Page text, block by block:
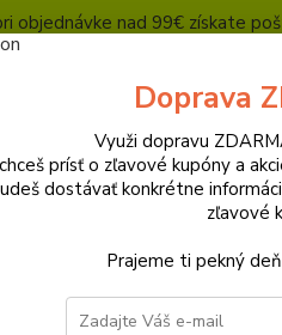
objednávke nad 99€ získate
Ochrana súkromia
Doprava
Využi dopravu
prísť o zľavové kupóny a
dostávať konkrétne
zľavové
Prajeme ti pekný